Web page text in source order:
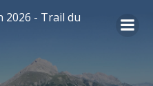
2026 - Trail du